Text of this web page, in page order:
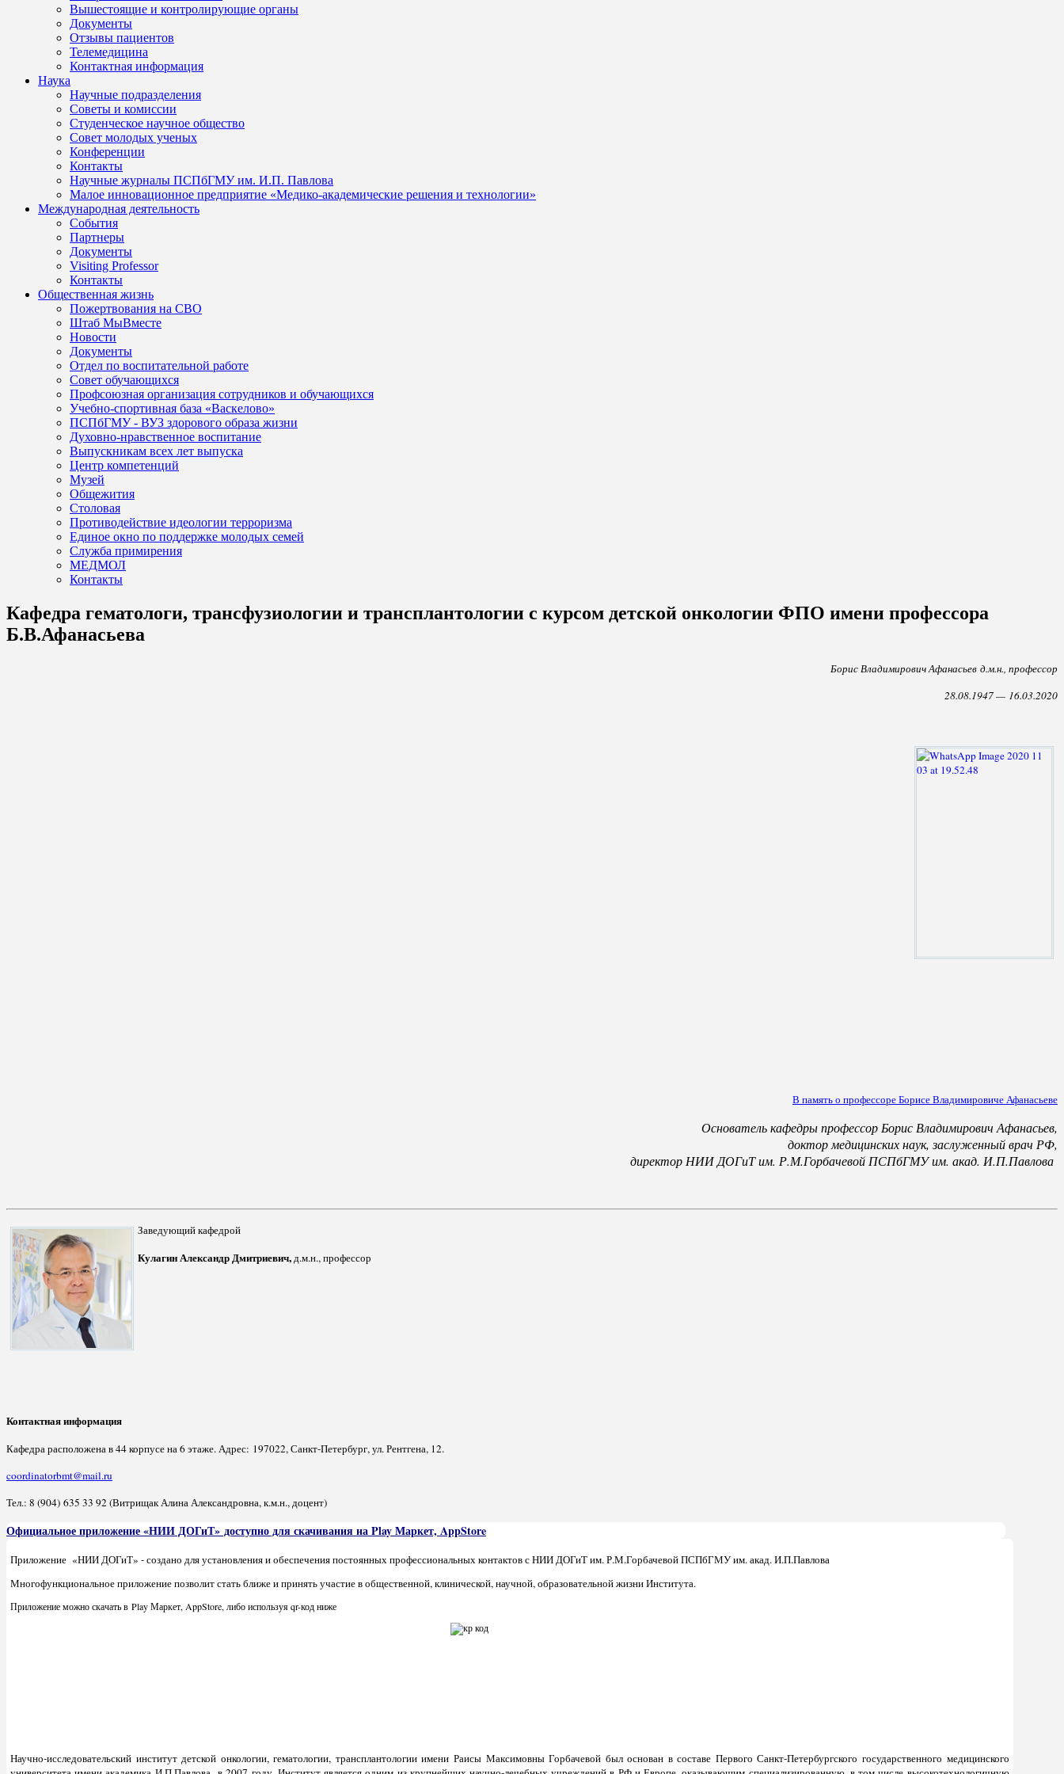
Вышестоящие и контролирующие органы
Документы
Отзывы пациентов
Телемедицина
Контактная информация
Наука
Научные подразделения
Советы и комиссии
Студенческое научное общество
Совет молодых ученых
Конференции
Контакты
Научные журналы ПСПбГМУ им. И.П. Павлова
Малое инновационное предприятие «Медико-академические решения и технологии»
Международная деятельность
События
Партнеры
Документы
Visiting Professor
Контакты
Общественная жизнь
Пожертвования на СВО
Штаб МыВместе
Новости
Документы
Отдел по воспитательной работе
Совет обучающихся
Профсоюзная организация сотрудников и обучающихся
Учебно-спортивная база «Васкелово»
ПСПбГМУ - ВУЗ здорового образа жизни
Духовно-нравственное воспитание
Выпускникам всех лет выпуска
Центр компетенций
Музей
Общежития
Столовая
Противодействие идеологии терроризма
Единое окно по поддержке молодых семей
Служба примирения
МЕДМОЛ
Контакты
Кафедра гематологи, трансфузиологии и трансплантологии с курсом детской онкологии ФПО имени профессора
Б.В.Афанасьева
Борис Владимирович Афанасьев д.м.н., профессор
28.08.1947 — 16.03.2020
В память о профессоре Борисе Владимировиче Афанасьеве
Основатель кафедры профессор Борис Владимирович Афанасьев,
доктор медицинских наук, заслуженный врач РФ,
директор НИИ ДОГиТ им. Р.М.Горбачевой ПСПбГМУ им. акад. И.П.Павлова
Заведующий кафедрой
Кулагин Александр Дмитриевич,д.м.н., профессор
Контактная информация
Кафедра расположена в 44 корпусе на 6 этаже. Адрес: 197022, Санкт-Петербург, ул. Рентгена, 12.
coordinatorbmt@mail.ru
Тел.: 8 (904) 635 33 92 (Витрищак Алина Александровна, к.м.н., доцент)
Официальное приложение «НИИ ДОГиТ» доступно для скачивания на Play Маркет, AppStore
Приложение «НИИ ДОГиТ» - создано для установления и обеспечения постоянных профессиональных контактов с НИИ ДОГиТ им. Р.М.Горбачевой ПСПбГМУ им. акад. И.П.Павлова
Многофункциональное приложение позволит стать ближе и принять участие в общественной, клинической, научной, образовательной жизни Института.
Приложение можно скачать в Play Маркет, AppStore, либо используя qr-код ниже
Научно-исследовательский институт детской онкологии, гематологии, трансплантологии имени Раисы Максимовны Горбачевой был основан в составе Первого Санкт-Петербургского государственного медицинского